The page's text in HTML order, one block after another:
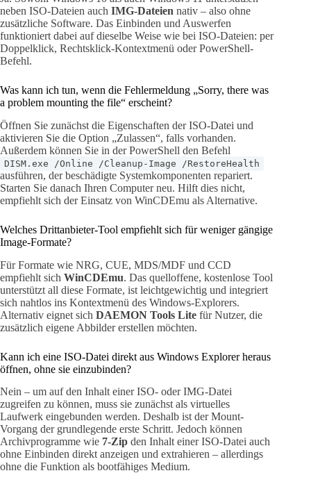
neben ISO-Dateien auch IMG-Dateien nativ – also ohne
zusätzliche Software. Das Einbinden und Auswerfen
funktioniert dabei auf dieselbe Weise wie bei ISO-Dateien: per
Doppelklick, Rechtsklick-Kontextmenü oder PowerShell-
Befehl.
Was kann ich tun, wenn die Fehlermeldung „Sorry, there was
a problem mounting the file“ erscheint?
Öffnen Sie zunächst die Eigenschaften der ISO-Datei und
aktivieren Sie die Option „Zulassen“, falls vorhanden.
Außerdem können Sie in der PowerShell den Befehl
DISM.exe /Online /Cleanup-Image /RestoreHealth
ausführen, der beschädigte Systemkomponenten repariert.
Starten Sie danach Ihren Computer neu. Hilft dies nicht,
empfiehlt sich der Einsatz von WinCDEmu als Alternative.
Welches Drittanbieter-Tool empfiehlt sich für weniger gängige
Image-Formate?
Für Formate wie NRG, CUE, MDS/MDF und CCD
empfiehlt sich WinCDEmu. Das quelloffene, kostenlose Tool
unterstützt all diese Formate, ist leichtgewichtig und integriert
sich nahtlos ins Kontextmenü des Windows-Explorers.
Alternativ eignet sich DAEMON Tools Lite für Nutzer, die
zusätzlich eigene Abbilder erstellen möchten.
Kann ich eine ISO-Datei direkt aus Windows Explorer heraus
öffnen, ohne sie einzubinden?
Nein – um auf den Inhalt einer ISO- oder IMG-Datei
zugreifen zu können, muss sie zunächst als virtuelles
Laufwerk eingebunden werden. Deshalb ist der Mount-
Vorgang der grundlegende erste Schritt. Jedoch können
Archivprogramme wie 7-Zip den Inhalt einer ISO-Datei auch
ohne Einbinden direkt anzeigen und extrahieren – allerdings
ohne die Funktion als bootfähiges Medium.